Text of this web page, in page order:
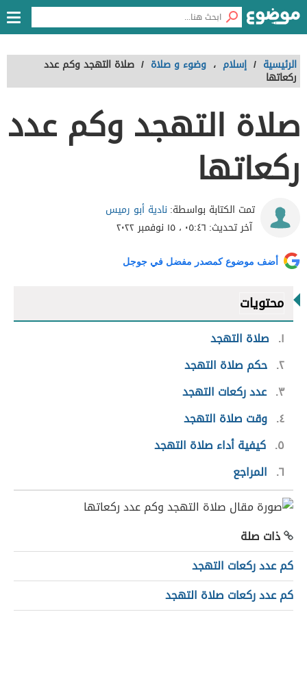
الرئيسية / إسلام ، وضوء و صلاة / صلاة التهجد وكم عدد
ركعاتها
صلاة التهجد وكم عدد
ركعاتها
تمت الكتابة بواسطة: نادية أبو رميس
آخر تحديث: ٠٥:٤٦ ، ١٥ نوفمبر ٢٠٢٢
أضف موضوع كمصدر مفضل في جوجل
محتويات
١
صلاة التهجد
٢ حكم صلاة التهجد
٣ عدد ركعات التهجد
٤ وقت صلاة التهجد
٥ كيفية أداء صلاة التهجد
٦ المراجع
ذات صلة
كم عدد ركعات التهجد
كم عدد ركعات صلاة التهجد